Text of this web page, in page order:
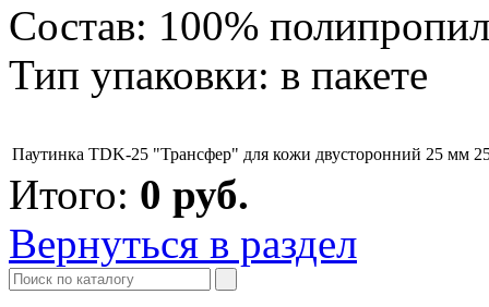
Состав: 100%
Тип упаковки: в пакете
Паутинка TDK-25 "Трансфер" для кожи двусторонний 25 мм
Итого: 0 руб.
Вернуться в раздел